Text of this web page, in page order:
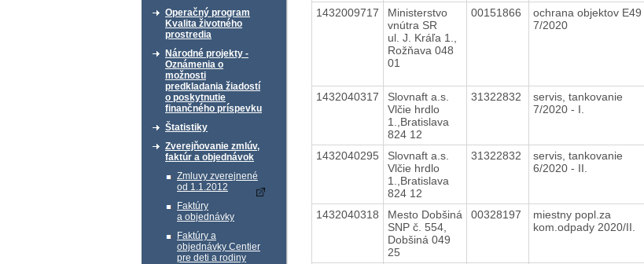
Operačný program
Kvalita životného
prostredia
Národné projekty -
Oznámenia o
možnosti
predkladania žiadostí
o poskytnutie
finančného príspevku
Štatistiky
Zverejňovanie zmlúv,
faktúr a objednávok
Zmluvy zverejnené
od 1.1.2012
Faktúry
a objednávky
Faktúry a
objednávky Centier
pre deti a rodiny
1432009717
Ministerstvo
vnútra SR
ul. J. Kráľa 1.,
Rožňava 048
01
00151866
ochrana objektov E49
7/2020
1432040317
Slovnaft a.s.
Vlčie hrdlo
1.,Bratislava
824 12
31322832
servis, tankovanie
7/2020 - I.
1432040295
Slovnaft a.s.
Vlčie hrdlo
1.,Bratislava
824 12
31322832
servis, tankovanie
6/2020 - II.
1432040318
Mesto Dobšiná
SNP č. 554,
Dobšiná 049
25
00328197
miestny popl.za
kom.odpady 2020/II.